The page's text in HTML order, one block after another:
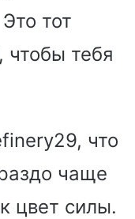
тот
чтобы тебя
что
чаще
цвет силы.